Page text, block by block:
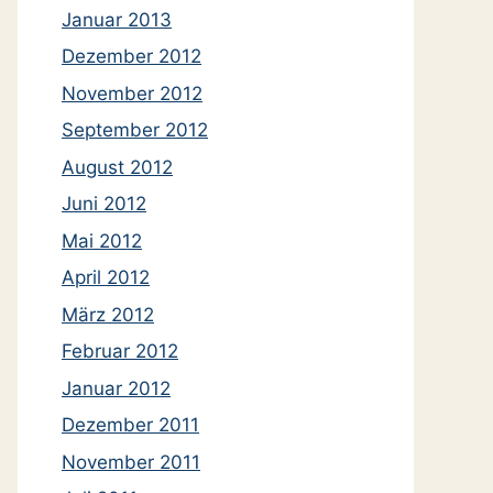
Januar 2013
Dezember 2012
November 2012
September 2012
August 2012
Juni 2012
Mai 2012
April 2012
März 2012
Februar 2012
Januar 2012
Dezember 2011
November 2011